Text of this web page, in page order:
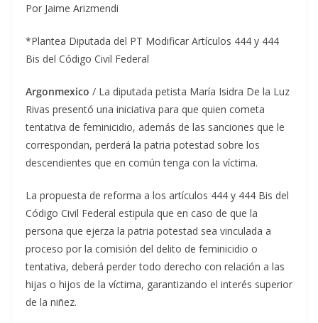
Por Jaime Arizmendi
*Plantea Diputada del PT Modificar Artículos 444 y 444
Bis del Código Civil Federal
Argonmexico / La diputada petista María Isidra De la Luz
Rivas presentó una iniciativa para que quien cometa
tentativa de feminicidio, además de las sanciones que le
correspondan, perderá la patria potestad sobre los
descendientes que en común tenga con la víctima.
La propuesta de reforma a los artículos 444 y 444 Bis del
Código Civil Federal estipula que en caso de que la
persona que ejerza la patria potestad sea vinculada a
proceso por la comisión del delito de feminicidio o
tentativa, deberá perder todo derecho con relación a las
hijas o hijos de la víctima, garantizando el interés superior
de la niñez.